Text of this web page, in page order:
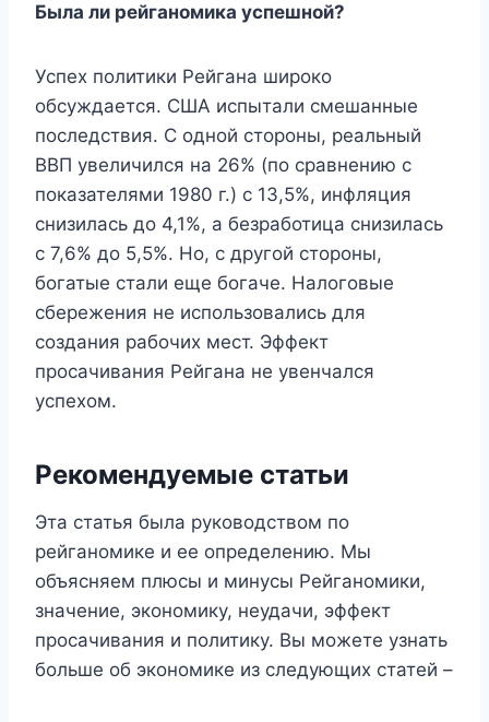
Была ли рейганомика успешной?
Успех политики Рейгана широко
обсуждается. США испытали смешанные
последствия. С одной стороны, реальный
ВВП увеличился на 26% (по сравнению с
показателями 1980 г.) с 13,5%, инфляция
снизилась до 4,1%, а безработица снизилась
с 7,6% до 5,5%. Но, с другой стороны,
богатые стали еще богаче. Налоговые
сбережения не использовались для
создания рабочих мест. Эффект
просачивания Рейгана не увенчался
успехом.
Рекомендуемые статьи
Эта статья была руководством по
рейганомике и ее определению. Мы
объясняем плюсы и минусы Рейганомики,
значение, экономику, неудачи, эффект
просачивания и политику. Вы можете узнать
больше об экономике из следующих статей –